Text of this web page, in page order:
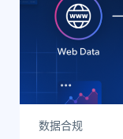
数据合规